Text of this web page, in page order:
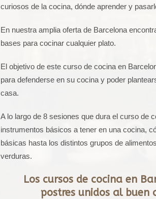
curiosos de la cocina, dónde aprender y
En nuestra amplia oferta de Barcelona
bases para cocinar cualquier plato.
El objetivo de este curso de cocina en
para defenderse en su cocina y poder
casa.
A lo largo de 8 sesiones que dura el curso de
instrumentos básicos a tener en una cocina,
básicas hasta los distintos grupos de
verduras.
Los cursos de cocina en
postres unidos al